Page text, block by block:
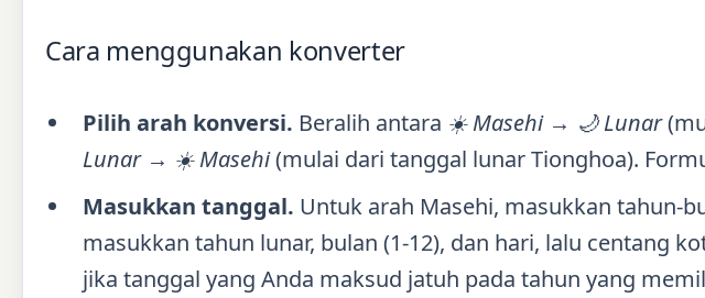
Cara menggunakan konverter
Pilih arah konversi. Beralih antara ☀️ Masehi → 🌙 Lunar
Lunar → ☀️ Masehi(mulai dari tanggal lunar Tionghoa).
Masukkan tanggal. Untuk arah Masehi, masukkan tahun-
masukkan tahun lunar, bulan (1-12), dan hari, lalu centang
jika tanggal yang Anda maksud jatuh pada tahun yang